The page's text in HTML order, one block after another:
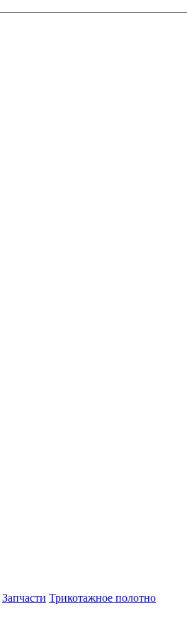
Запчасти Трикотажное полотно